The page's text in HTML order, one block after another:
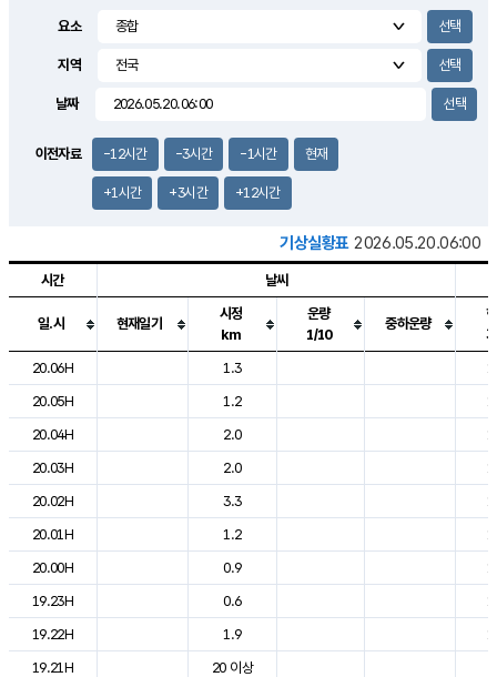
2.5m/s
요소
지역
날짜
이전자료 -12시간 -3시간 -1시간 현재
+1시간 +3시간 +12시간
기상실황표 2026.05.20.06:00
도시별 기상실황표로 지점, 날씨, 기온, 강수, 바람, 기압등을 안내한 표입
시간 날씨
일.시 현재일기
시정
km
운량
1/10
중하운량
20.06H
1.3
20.05H
1.2
20.04H
2.0
20.03H
2.0
20.02H
3.3
20.01H
1.2
20.00H
0.9
19.23H
0.6
19.22H
1.9
19.21H
20 이상